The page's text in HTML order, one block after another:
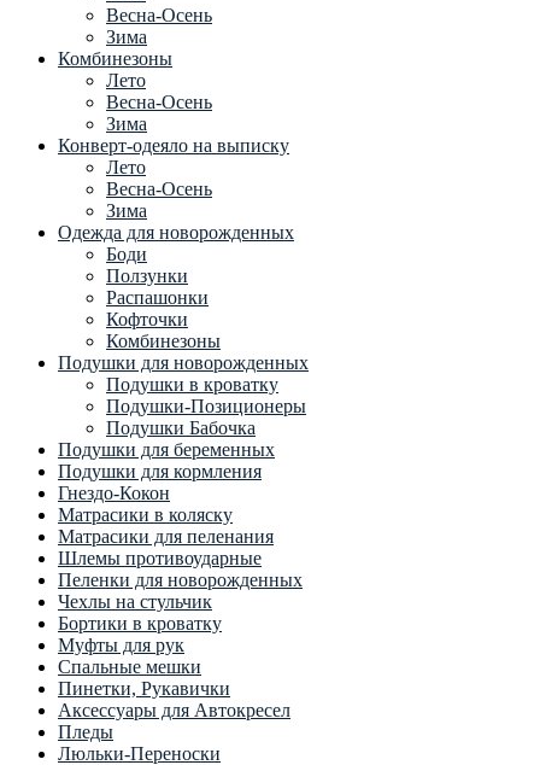
Весна-Осень
Зима
Комбинезоны
Лето
Весна-Осень
Зима
Конверт-одеяло на выписку
Лето
Весна-Осень
Зима
Одежда для новорожденных
Боди
Ползунки
Распашонки
Кофточки
Комбинезоны
Подушки для новорожденных
Подушки в кроватку
Подушки-Позиционеры
Подушки Бабочка
Подушки для беременных
Подушки для кормления
Гнездо-Кокон
Матрасики в коляску
Матрасики для пеленания
Шлемы противоударные
Пеленки для новорожденных
Чехлы на стульчик
Бортики в кроватку
Муфты для рук
Спальные мешки
Пинетки, Рукавички
Аксессуары для Автокресел
Пледы
Люльки-Переноски